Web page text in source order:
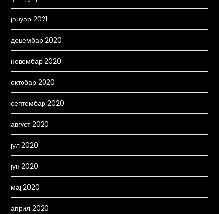
јануар 2021
децембар 2020
новембар 2020
октобар 2020
септембар 2020
август 2020
јул 2020
јун 2020
мај 2020
април 2020